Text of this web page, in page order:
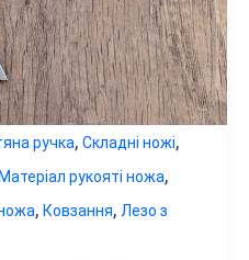
ручка, Складні ножі,
рукояті ножа,
, Ковзання, Лезо з